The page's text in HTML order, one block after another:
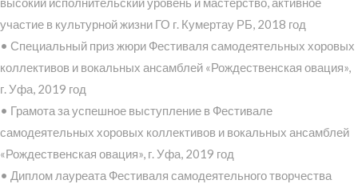
участие в культурной жизни ГО г. Кумертау РБ, 2018 год
• Специальный приз жюри Фестиваля самодеятельных хоровых
коллективов и вокальных ансамблей «Рождественская овация»,
г. Уфа, 2019 год
• Грамота за успешное выступление в Фестивале
самодеятельных хоровых коллективов и вокальных ансамблей
«Рождественская овация», г. Уфа, 2019 год
• Диплом лауреата Фестиваля самодеятельного творчества